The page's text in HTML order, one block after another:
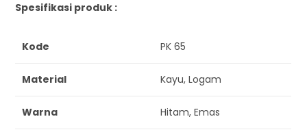
Spesifikasi produk :
Kode PK 65
Material Kayu, Logam
Warna Hitam, Emas